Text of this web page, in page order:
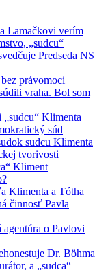
Lamačkovi verím
„sudcu“
Predseda NS
právomoci
vraha. Bol som
Klimenta
súd
sudcu Klimenta
tvorivosti
Kliment
Klimenta a Tótha
činnosť Pavla
o Pavlovi
Dr. Böhma
a „sudca“